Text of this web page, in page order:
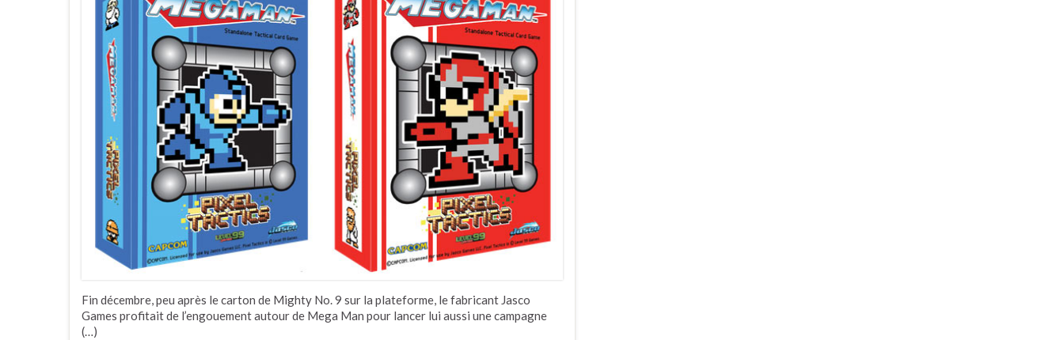
Fin décembre, peu après le carton de Mighty No. 9 sur la plateforme, le fabricant Jasco
Games profitait de l’engouement autour de Mega Man pour lancer lui aussi une campagne
(…)